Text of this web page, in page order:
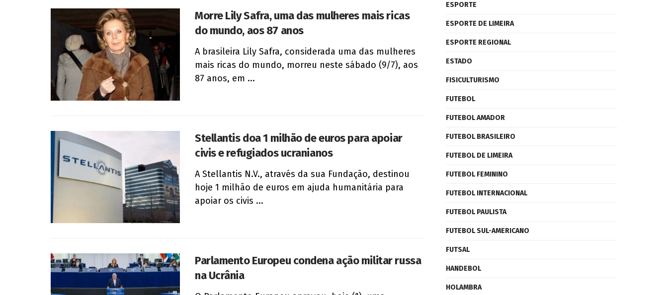
Morre Lily Safra, uma das mulheres mais ricas
do mundo, aos 87 anos
A brasileira Lily Safra, considerada uma das mulheres
mais ricas do mundo, morreu neste sábado (9/7), aos
87 anos, em ...
Stellantis doa 1 milhão de euros para apoiar
civis e refugiados ucranianos
A Stellantis N.V., através da sua Fundação, destinou
hoje 1 milhão de euros em ajuda humanitária para
apoiar os civis ...
Parlamento Europeu condena ação militar russa
na Ucrânia
ESPORTE
ESPORTE DE LIMEIRA
ESPORTE REGIONAL
ESTADO
FISICULTURISMO
FUTEBOL
FUTEBOL AMADOR
FUTEBOL BRASILEIRO
FUTEBOL DE LIMEIRA
FUTEBOL FEMININO
FUTEBOL INTERNACIONAL
FUTEBOL PAULISTA
FUTEBOL SUL-AMERICANO
FUTSAL
HANDEBOL
HOLAMBRA